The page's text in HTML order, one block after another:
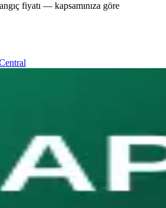
fiyatı — kapsamınıza göre